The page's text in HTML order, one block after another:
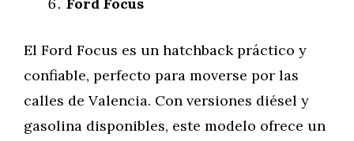
El Ford Focus es un hatchback práctico y
confiable, perfecto para moverse por las
calles de Valencia. Con versiones diésel y
gasolina disponibles, este modelo ofrece un